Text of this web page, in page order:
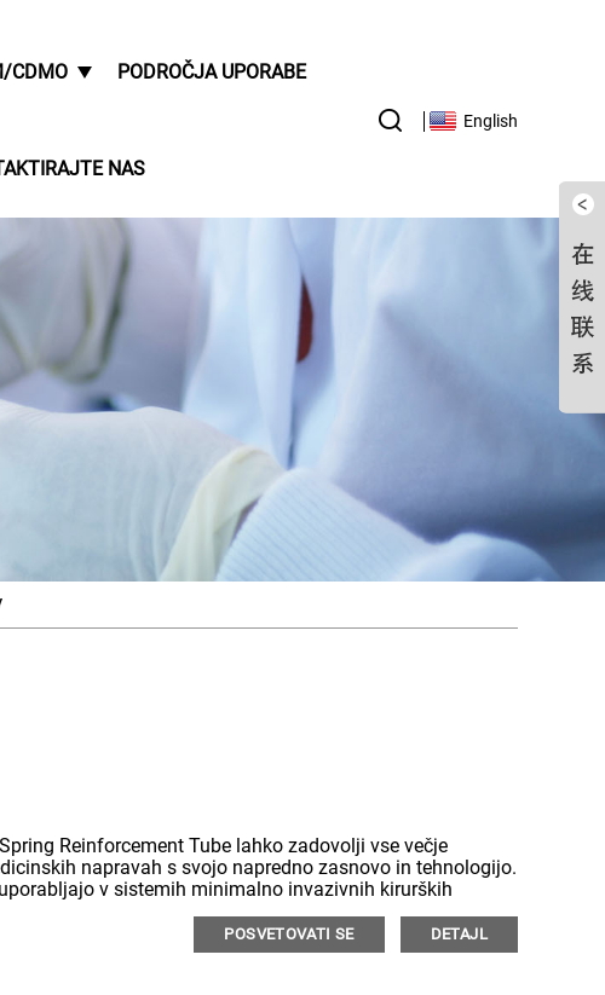
CDMO PODROČJA UPORABE
NAS
English
Reinforcement Tube lahko zadovolji vse večje
napravah s svojo napredno zasnovo in tehnologijo.
v sistemih minimalno invazivnih kirurških
in skladnost, hkrati pa preprečujejo upogibanje cevi med
zagotovi odličen notranji prehod cevi, njena gladka
POSVETOVATI SE DETAJL